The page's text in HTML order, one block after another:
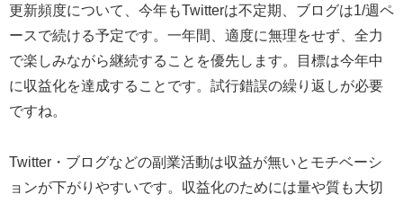
更新頻度について、今年もTwitterは不定期、ブログは1/週ペ
ースで続ける予定です。一年間、適度に無理をせず、全力
で楽しみながら継続することを優先します。目標は今年中
に収益化を達成することです。試行錯誤の繰り返しが必要
ですね。
Twitter・ブログなどの副業活動は収益が無いとモチベーシ
ョンが下がりやすいです。収益化のためには量や質も大切